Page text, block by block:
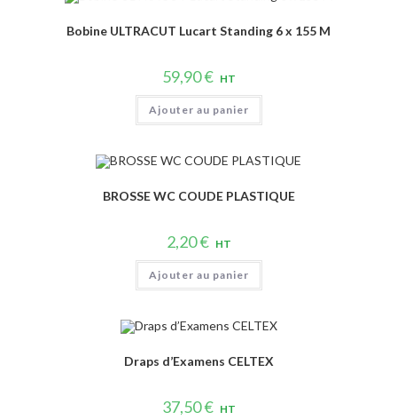
Bobine ULTRACUT Lucart Standing 6 x 155 M
59,90€ HT
Ajouter au panier
BROSSE WC COUDE PLASTIQUE
2,20€ HT
Ajouter au panier
Draps d’Examens CELTEX
37,50€ HT